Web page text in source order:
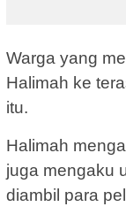
Warga yang
Halimah ke
itu.
Halimah
juga mengaku
diambil para